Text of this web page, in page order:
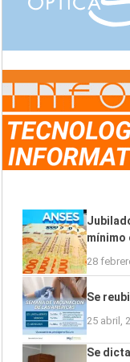
mínimo
28
Se
25 abril,
Se